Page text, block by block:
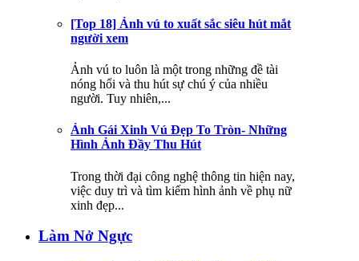
[Top 18] Ảnh vú to xuất sắc siêu hút mắt
người xem
Ảnh vú to luôn là một trong những đề tài
nóng hổi và thu hút sự chú ý của nhiều
người. Tuy nhiên,...
Ảnh Gái Xinh Vú Đẹp To Tròn- Những
Hình Ảnh Đầy Thu Hút
Trong thời đại công nghệ thông tin hiện nay,
việc duy trì và tìm kiếm hình ảnh về phụ nữ
xinh đẹp...
Làm Nở Ngực